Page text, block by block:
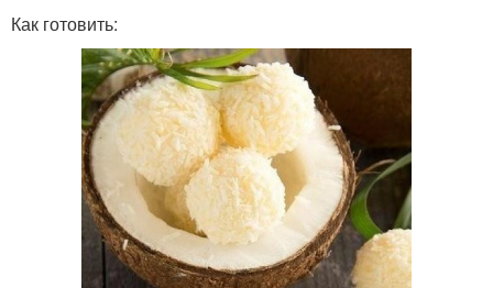
Как готовить: